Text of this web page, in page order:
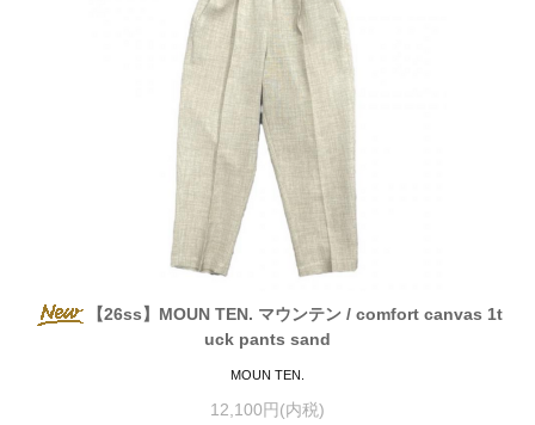
【26ss】MOUN TEN. マウンテン / comfort canvas 1t
uck pants sand
MOUN TEN.
12,100円(内税)